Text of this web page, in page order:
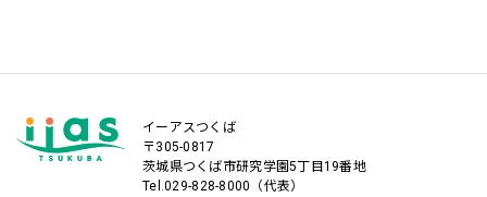
イーアスつくば
〒305-0817
茨城県つくば市研究学園5丁目19番地
Tel.029-828-8000（代表）